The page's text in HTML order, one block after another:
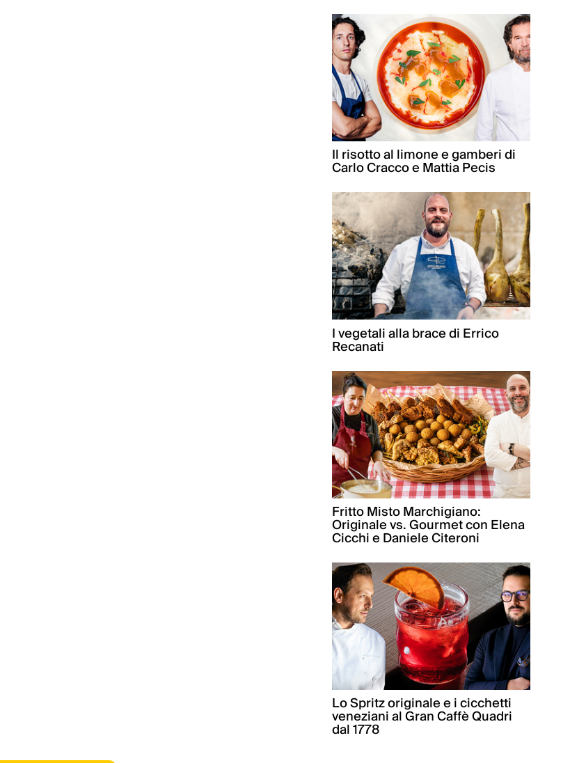
Il risotto al limone e gamberi di
Carlo Cracco e Mattia Pecis
I vegetali alla brace di Errico
Recanati
Fritto Misto Marchigiano:
Originale vs. Gourmet con Elena
Cicchi e Daniele Citeroni
Lo Spritz originale e i cicchetti
veneziani al Gran Caffè Quadri
dal 1778